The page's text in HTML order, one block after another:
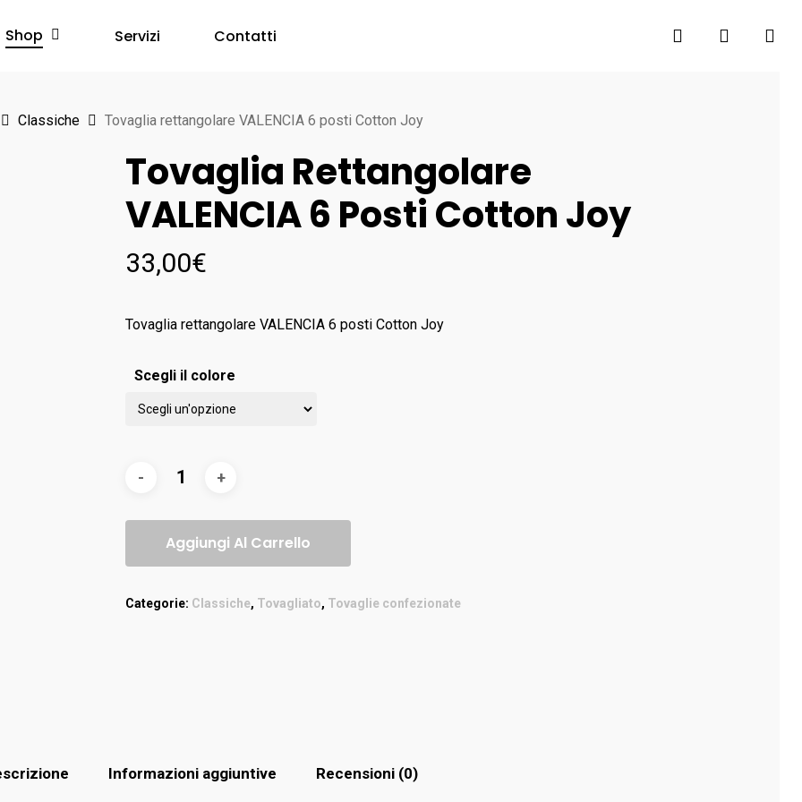
Shop Servizi Contatti search account
Classiche Tovaglia rettangolare VALENCIA 6 posti Cotton Joy
Tovaglia Rettangolare
VALENCIA 6 Posti Cotton Joy
33,00€
Tovaglia rettangolare VALENCIA 6 posti Cotton Joy
Scegli il colore
Aggiungi Al Carrello
Categorie: Classiche, Tovagliato, Tovaglie confezionate
Informazioni aggiuntive Recensioni (0)